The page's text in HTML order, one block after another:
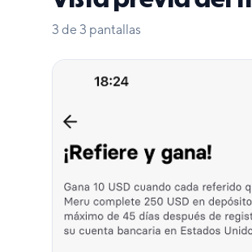
3 de 3 pantallas